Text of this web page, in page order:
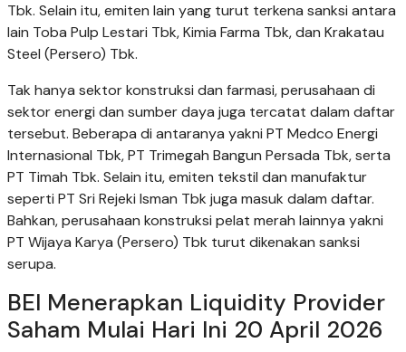
Tbk. Selain itu, emiten lain yang turut terkena sanksi antara
lain Toba Pulp Lestari Tbk, Kimia Farma Tbk, dan Krakatau
Steel (Persero) Tbk.
Tak hanya sektor konstruksi dan farmasi, perusahaan di
sektor energi dan sumber daya juga tercatat dalam daftar
tersebut. Beberapa di antaranya yakni PT Medco Energi
Internasional Tbk, PT Trimegah Bangun Persada Tbk, serta
PT Timah Tbk. Selain itu, emiten tekstil dan manufaktur
seperti PT Sri Rejeki Isman Tbk juga masuk dalam daftar.
Bahkan, perusahaan konstruksi pelat merah lainnya yakni
PT Wijaya Karya (Persero) Tbk turut dikenakan sanksi
serupa.
BEI Menerapkan Liquidity Provider
Saham Mulai Hari Ini 20 April 2026